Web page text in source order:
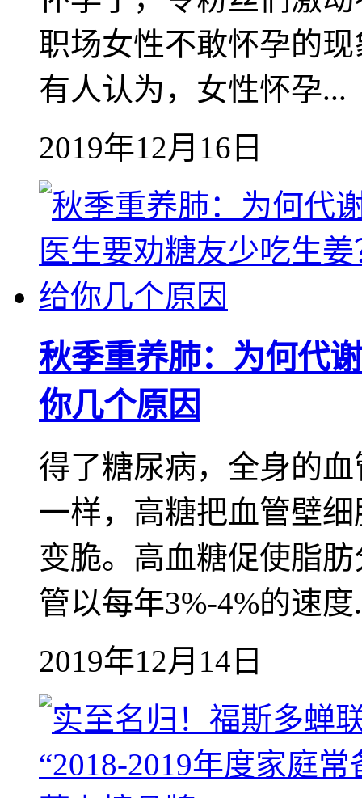
职场女性不敢怀孕的
有人认为，女性怀孕...
2019年12月16日
秋季重养肺：为何代
你几个原因
得了糖尿病，全身的
一样，高糖把血管壁
变脆。高血糖促使脂
管以每年3%-4%的速度
2019年12月14日